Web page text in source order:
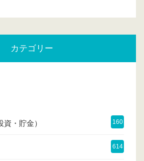
カテゴリー
・貯金） 160
614